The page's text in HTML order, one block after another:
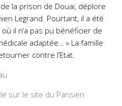
la prison de Douai, déplore
Legrand. Pourtant, il a été
il n’a pas pu bénéficier de
adaptée… » La famille
contre l’Etat.
sur le site du Parisien